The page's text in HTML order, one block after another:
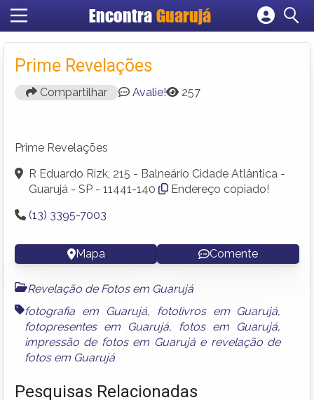
Encontra Guarujá
Cadastrar empresa
Criar conta
Prime Revelações
Compartilhar Avalie! 257
Prime Revelações
R Eduardo Rizk, 215 - Balneário Cidade Atlântica -
Guarujá - SP - 11441-140
Endereço copiado!
(13) 3395-7003
Mapa Comente
Revelação de Fotos em Guarujá
fotografia em Guarujá, fotolivros em Guarujá,
fotopresentes em Guarujá, fotos em Guarujá,
impressão de fotos em Guarujáe revelação de
fotos em Guarujá
Pesquisas Relacionadas